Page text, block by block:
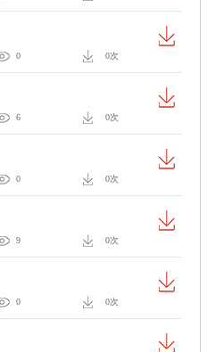
0 0次
6 0次
0 0次
9 0次
0 0次